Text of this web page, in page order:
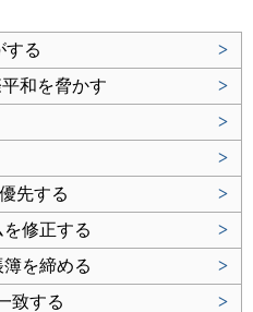
する
>
和を脅かす
>
>
>
先する
>
修正する
>
を締める
>
致する
>